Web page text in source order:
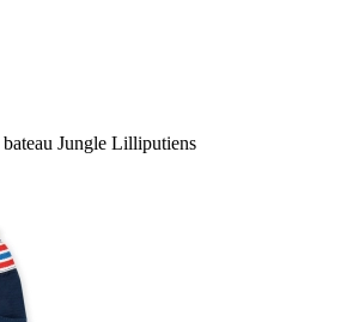
Jungle Lilliputiens